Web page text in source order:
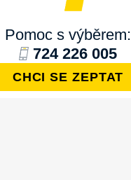
Pomoc s výběrem:
724 226 005
CHCI SE ZEPTAT